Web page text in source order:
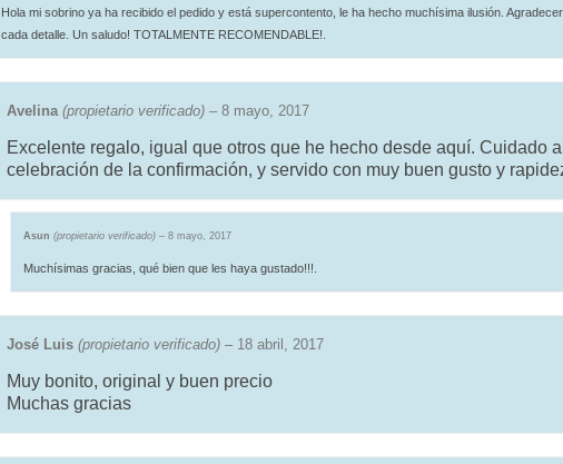
Hola mi sobrino ya ha recibido el pedido y está supercontento, le ha hecho muchísima ilusión.
cada detalle. Un saludo! TOTALMENTE RECOMENDABLE!.
Avelina (propietario verificado) – 8 mayo, 2017
Excelente regalo, igual que otros que he hecho desde aquí. Cuidado
celebración de la confirmación, y servido con muy buen gusto y
Asun (propietario verificado) – 8 mayo, 2017
Muchísimas gracias, qué bien que les haya gustado!!!.
José Luis (propietario verificado) – 18 abril, 2017
Muy bonito, original y buen precio
Muchas gracias